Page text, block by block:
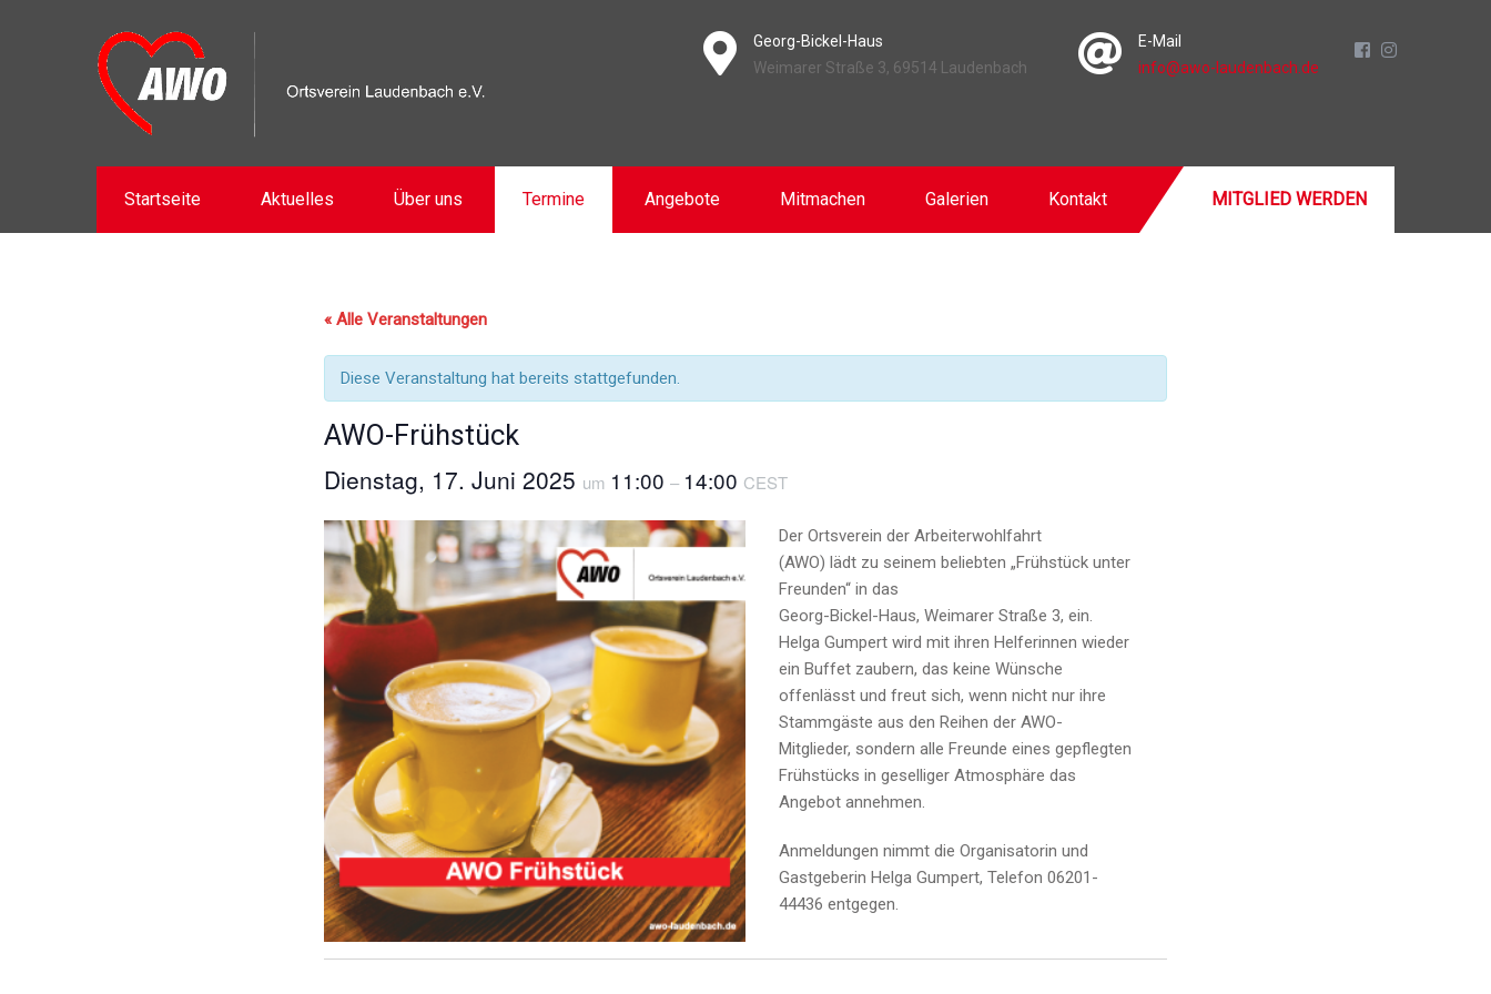
Georg-Bickel-Haus
Weimarer Straße 3, 69514 Laudenbach
E-Mail
info@awo-laudenbach.de
Startseite Aktuelles Über uns Termine Angebote Mitmachen Galerien Kontakt MITGLIED WERDEN
« Alle Veranstaltungen
Diese Veranstaltung hat bereits stattgefunden.
AWO-Frühstück
Dienstag, 17. Juni 2025 um 11:00 – 14:00 CEST
Der Ortsverein der Arbeiterwohlfahrt
(AWO) lädt zu seinem beliebten „Frühstück unter
Freunden“ in das
Georg-Bickel-Haus, Weimarer Straße 3, ein.
Helga Gumpert wird mit ihren Helferinnen wieder
ein Buffet zaubern, das keine Wünsche
offenlässt und freut sich, wenn nicht nur ihre
Stammgäste aus den Reihen der AWO-
Mitglieder, sondern alle Freunde eines gepflegten
Frühstücks in geselliger Atmosphäre das
Angebot annehmen.
Anmeldungen nimmt die Organisatorin und
Gastgeberin Helga Gumpert, Telefon 06201-
44436 entgegen.